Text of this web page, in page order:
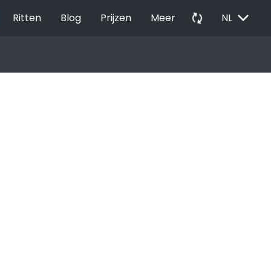
Ritten Blog Prijzen Meer autorenew NL EXPAND_MORE